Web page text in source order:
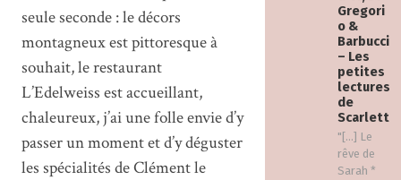
Gregori
o &
Barbucci
– Les
petites
lectures
de
Scarlett
"[…] Le
rêve de
Sarah *
seule seconde : le décors
montagneux est pittoresque à
souhait, le restaurant
L’Edelweiss est accueillant,
chaleureux, j’ai une folle envie d’y
passer un moment et d’y déguster
les spécialités de Clément le